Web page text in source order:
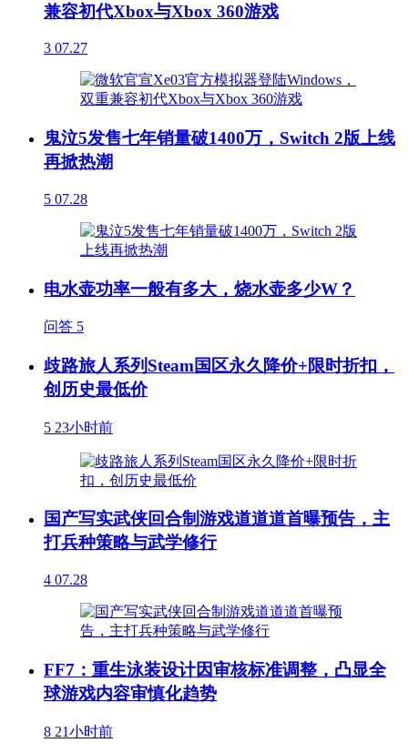
兼容初代Xbox与Xbox 360游戏
3 07.27
鬼泣5发售七年销量破1400万，Switch 2版上线
再掀热潮
5 07.28
电水壶功率一般有多大，烧水壶多少W？
问答 5
歧路旅人系列Steam国区永久降价+限时折扣，
创历史最低价
5 23小时前
国产写实武侠回合制游戏道道道首曝预告，主
打兵种策略与武学修行
4 07.28
FF7：重生泳装设计因审核标准调整，凸显全
球游戏内容审慎化趋势
8 21小时前